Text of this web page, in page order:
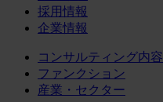
採用情報
企業情報
コンサルティング内容
ファンクション
産業・セクター